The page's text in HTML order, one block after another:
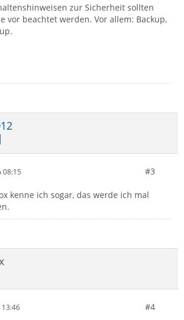
zur Sicherheit sollten
vor beachtet werden. Vor allem: Backup,
08:15 #3
kenne ich sogar, das werde ich mal
#4